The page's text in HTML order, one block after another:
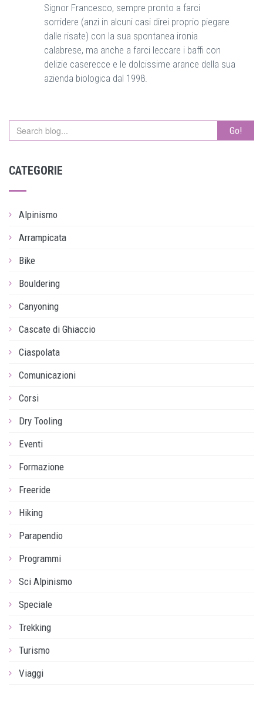
Signor Francesco, sempre pronto a farci
sorridere (anzi in alcuni casi direi proprio piegare
dalle risate) con la sua spontanea ironia
calabrese, ma anche a farci leccare i baffi con
delizie caserecce e le dolcissime arance della sua
azienda biologica dal 1998.
Go!
CATEGORIE
Alpinismo
Arrampicata
Bike
Bouldering
Canyoning
Cascate di Ghiaccio
Ciaspolata
Comunicazioni
Corsi
Dry Tooling
Eventi
Formazione
Freeride
Hiking
Parapendio
Programmi
Sci Alpinismo
Speciale
Trekking
Turismo
Viaggi